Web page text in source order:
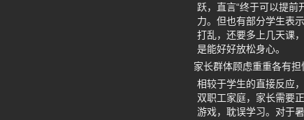
跃，直言“终于可以提
力。但也有部分学生表
打乱，还要多上几天课
是能好好放松身心。
家长群体顾虑重重各有担
相较于学生的直接反应
双职工家庭，家长需要
游戏，耽误学习。对于